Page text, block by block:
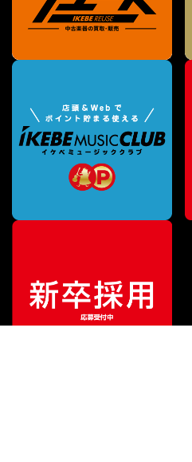
販売価格¥5,291（税込）